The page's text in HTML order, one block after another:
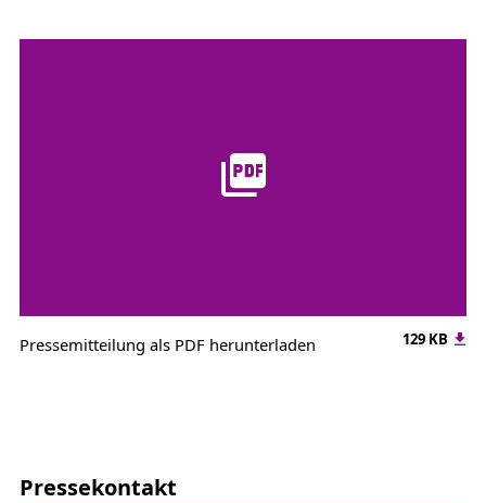
129 KB
Pressemitteilung als PDF herunterladen
Pressekontakt